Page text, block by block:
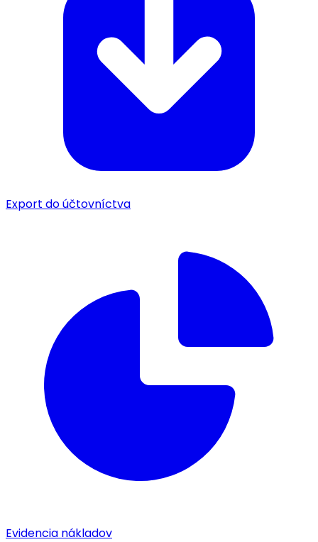
Export do účtovníctva
Evidencia nákladov